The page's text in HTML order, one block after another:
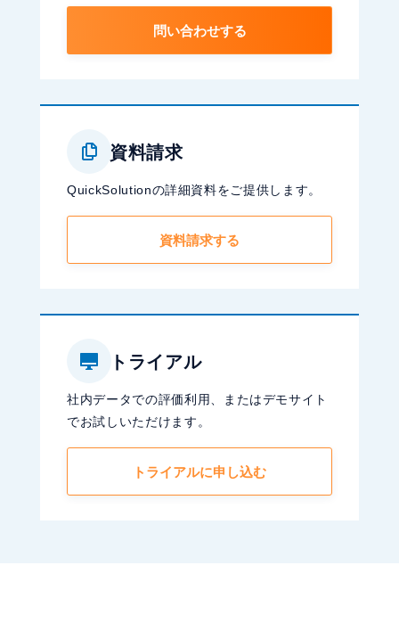
問い合わせする
資料請求
QuickSolutionの詳細資料をご提供します。
資料請求する
トライアル
社内データでの評価利用、またはデモサイト
でお試しいただけます。
トライアルに申し込む